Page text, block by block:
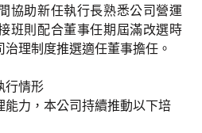
協助新任執行長熟悉公司營運
班則配合董事任期屆滿改選時
理制度推選適任董事擔任。
行情形
力，本公司持續推動以下培